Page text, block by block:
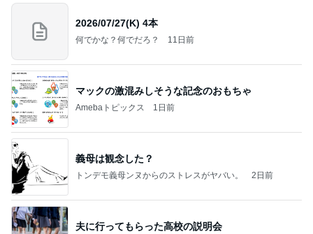
2026/07/27(K) 4本
何でかな？何でだろ？ 11日前
マックの激混みしそうな記念のおもちゃ
Amebaトピックス 1日前
義母は観念した？
トンデモ義母ンヌからのストレスがヤバい。 2日前
夫に行ってもらった高校の説明会